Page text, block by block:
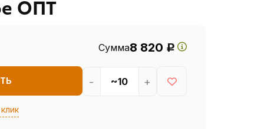
ОПТ
Сумма8 820 Р
- +